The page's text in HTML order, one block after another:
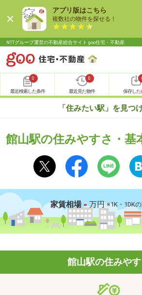
アプリ版はこちら
複数社の物件を探せる！
NTTグループ運営の不動産総合サイト goo住宅・不動産
0
最近検索した条件
0
最近見た物件 保存した
「住みたい駅」を見つ
館山駅の住みやすさ・基
家賃相場 - 万円 ※1K・1DK
館山駅の住みやす